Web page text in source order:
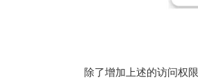
除了增加上述的访问权